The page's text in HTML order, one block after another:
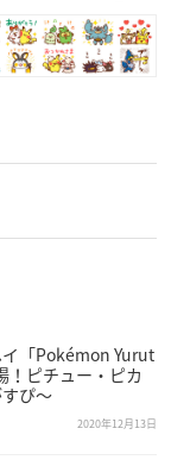
「Pokémon Yurut
！ピチュー・ピカ
ぴ〜
2020年12月13日